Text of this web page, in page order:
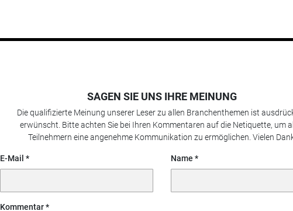
SAGEN SIE UNS IHRE MEINUNG
Die qualifizierte Meinung unserer Leser zu allen Branchenthemen ist
erwünscht. Bitte achten Sie bei Ihren Kommentaren auf die Netiquette, um
Teilnehmern eine angenehme Kommunikation zu ermöglichen. Vielen
E-Mail Name
Kommentar